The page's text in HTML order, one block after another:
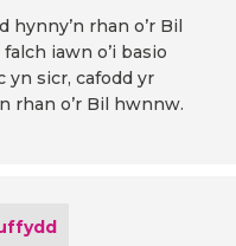
hynny’n rhan o’r Bil
iawn o’i basio
yn sicr, cafodd yr
rhan o’r Bil hwnnw.